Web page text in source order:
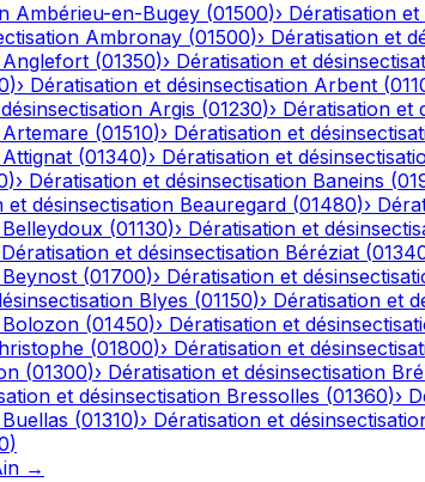
Ambérieu-en-Bugey (01500)› Dératisation
Ambronay (01500)› Dératisation et
Anglefort (01350)› Dératisation et
)› Dératisation et désinsectisation Arbent (
Argis (01230)› Dératisation et
Artemare (01510)› Dératisation et
Attignat (01340)› Dératisation et
)› Dératisation et désinsectisation Baneins (
et désinsectisation Beauregard (01480)›
Belleydoux (01130)› Dératisation et
Dératisation et désinsectisation Béréziat (
Beynost (01700)› Dératisation et
Blyes (01150)› Dératisation et
Bolozon (01450)› Dératisation et
(01800)› Dératisation et
(01300)› Dératisation et désinsectisation
et désinsectisation Bressolles (01360)›
Buellas (01310)› Dératisation et
)
→